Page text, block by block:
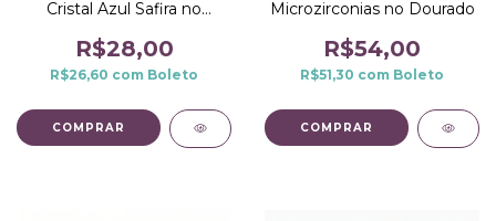
Cristal Azul Safira no
R$28,00
R$26,60 com Boleto
COMPRAR
Microzirconias no Dourado
R$54,00
R$51,30 com Boleto
COMPRAR